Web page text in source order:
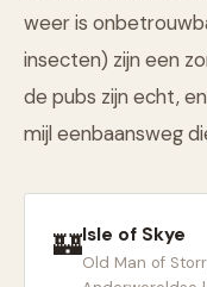
weer is
insecten) zijn een
de pubs zijn echt,
mijl eenbaansweg
🏰Isle of Skye
Old Man of